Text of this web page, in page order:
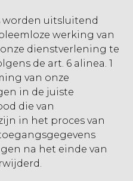
worden uitsluitend
werking van
dienstverlening te
de art. 6 alinea. 1
van onze
in de juiste
die van
in het proces van
na het einde van